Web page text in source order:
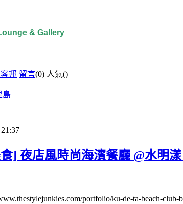
& Gallery
邦 留言(0) 人氣()
島
21:37
] 夜店風時尚海濱餐廳 @水明
portfolio/ku-de-ta-beach-club-